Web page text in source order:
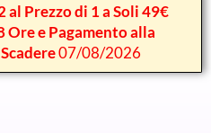
al Prezzo di 1 a Soli 49€
Ore e Pagamento alla
07/08/2026